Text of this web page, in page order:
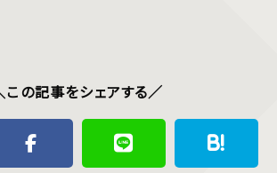
この記事をシェアする／